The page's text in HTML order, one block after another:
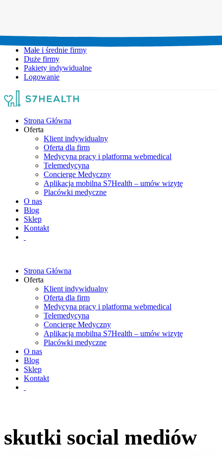
Małe i średnie firmy
Duże firmy
Pakiety indywidualne
Logowanie
Strona Główna
Oferta
Klient indywidualny
Oferta dla firm
Medycyna pracy i platforma webmedical
Telemedycyna
Concierge Medyczny
Aplikacja mobilna S7Health – umów wizytę
Placówki medyczne
O nas
Blog
Sklep
Kontakt
Strona Główna
Oferta
Klient indywidualny
Oferta dla firm
Medycyna pracy i platforma webmedical
Telemedycyna
Concierge Medyczny
Aplikacja mobilna S7Health – umów wizytę
Placówki medyczne
O nas
Blog
Sklep
Kontakt
skutki social mediów